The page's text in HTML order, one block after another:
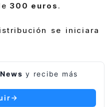
300 euros .
se iniciara
y recibe más